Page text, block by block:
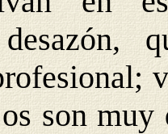
son muy